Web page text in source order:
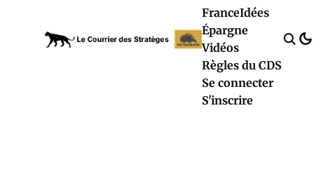
FranceIdées
Épargne
Vidéos
Règles du CDS
Se connecter
S'inscrire